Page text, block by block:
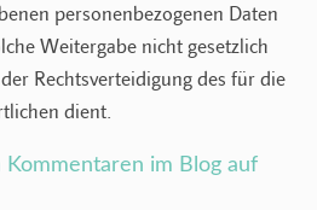
personenbezogenen Daten
Weitergabe nicht gesetzlich
Rechtsverteidigung des für die
dient.
im Blog auf